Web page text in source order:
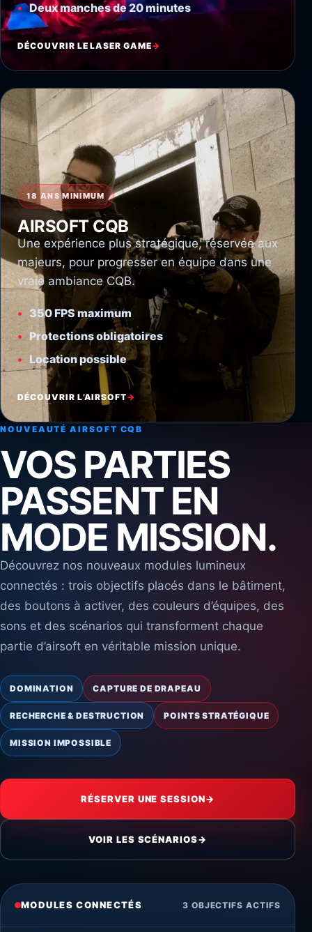
Deux manches de 20 minutes
DÉCOUVRIR LE LASER GAME
18 ANS MINIMUM
AIRSOFT CQB
Une expérience plus stratégique, réservée aux
majeurs, pour progresser en équipe dans une
vraie ambiance CQB.
350 FPS maximum
Protections obligatoires
Location possible
DÉCOUVRIR L’AIRSOFT
NOUVEAUTÉ AIRSOFT CQB
VOS PARTIES
PASSENT EN
MODE MISSION.
Découvrez nos nouveaux modules lumineux
connectés : trois objectifs placés dans le bâtiment,
des boutons à activer, des couleurs d’équipes, des
sons et des scénarios qui transforment chaque
partie d’airsoft en véritable mission unique.
DOMINATION CAPTURE DE DRAPEAU
RECHERCHE & DESTRUCTION POINTS STRATÉGIQUE
MISSION IMPOSSIBLE
RÉSERVER UNE SESSION→
VOIR LES SCÉNARIOS→
MODULES CONNECTÉS 3 OBJECTIFS ACTIFS